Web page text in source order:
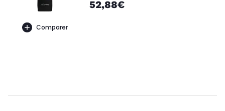
Comparer
52,88€